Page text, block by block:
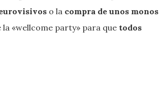
o la compra de unos monos
la «wellcome party» para que todos